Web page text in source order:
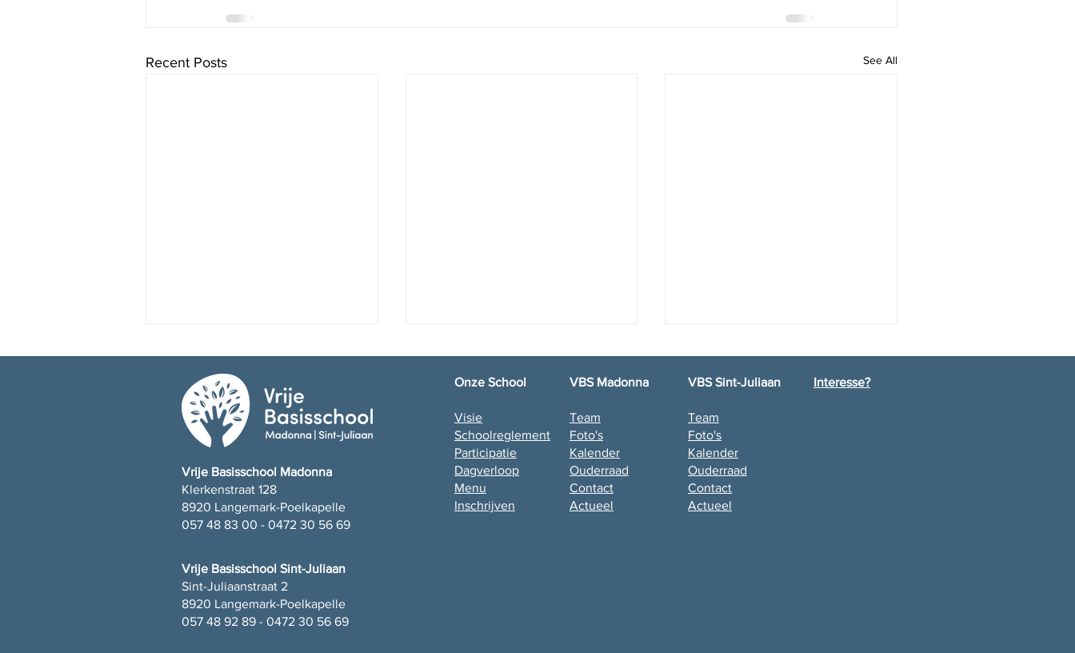
Recent Posts See All
Fijne vakantie!
Bedankt juf Nadine!
Proclamatie L6
Vrije Basisschool Madonna
Klerkenstraat 128
8920 Langemark-Poelkapelle
057 48 83 00 - 0472 30 56 69
Onze School
Visie
Schoolreglement
Participatie
Dagverloop
Menu
Inschrijven
VBS Madonna
Team
Foto's
Kalender
Ouderraad
Contact
Actueel
VBS Sint-Juliaan
Team
Foto's
Kalender
Ouderraad
Contact
Actueel
Interesse?
Vrije Basisschool Sint-Juliaan
Sint-Juliaanstraat 2
8920 Langemark-Poelkapelle
057 48 92 89 - 0472 30 56 69